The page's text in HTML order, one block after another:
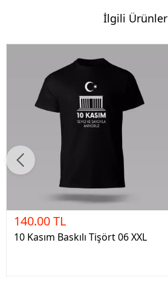
İlgili Ürünler
140.00 TL
10 Kasım Baskılı Tişört 06 XXL